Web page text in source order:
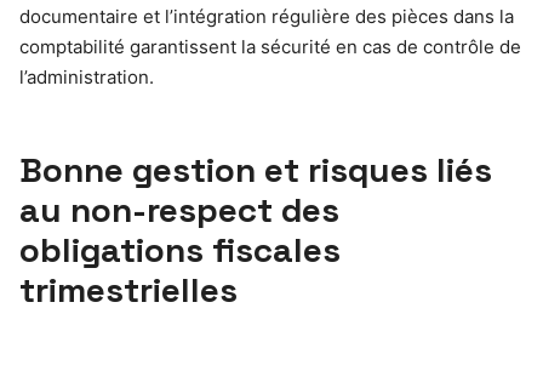
documentaire et l’intégration régulière des pièces dans la
comptabilité garantissent la sécurité en cas de contrôle de
l’administration.
Bonne gestion et risques liés
au non-respect des
obligations fiscales
trimestrielles